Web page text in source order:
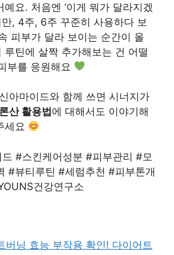
요. 처음엔 ‘이게 뭐가 달라지겠
만, 4주, 6주 꾸준히 사용하다 보
피부가 달라 보이는 순간이 올
루틴에 살짝 추가해보는 건 어떨
부를 응원해요
아마이드와 함께 쓰면 시너지가
산 활용법 에 대해서도 이야기해
세요
#스킨케어성분 #피부관리 #모
#뷰티루틴 #세럼추천 #피부톤개
건강연구소
버닝 효능 부작용 확인! 다이어트